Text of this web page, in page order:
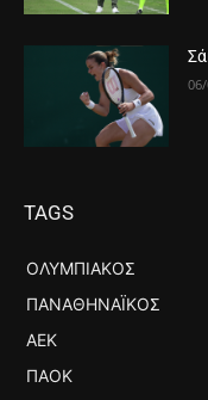
TAGS
ΟΛΥΜΠΙΑΚΌΣ
ΠΑΝΑΘΗΝΑΪΚΌΣ
ΑΕΚ
ΠΑΟΚ